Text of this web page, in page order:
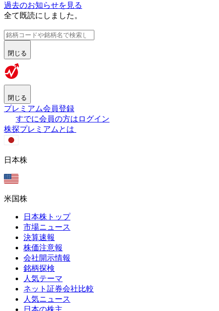
過去のお知らせを見る
全て既読にしました。
閉じる
閉じる
プレミアム会員登録
すでに会員の方はログイン
株探プレミアムとは
日本株
米国株
日本株トップ
市場ニュース
決算速報
株価注意報
会社開示情報
銘柄探検
人気テーマ
ネット証券会社比較
人気ニュース
日本の株主